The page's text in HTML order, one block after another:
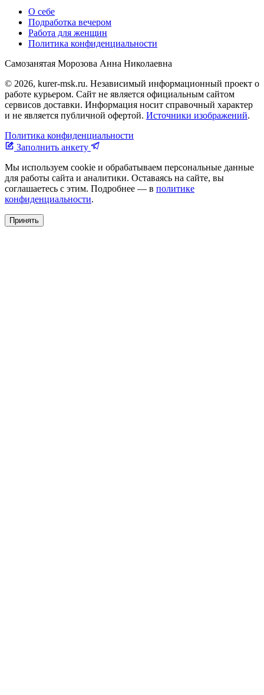
О себе
Подработка вечером
Работа для женщин
Политика конфиденциальности
Самозанятая Морозова Анна Николаевна
© 2026, kurer-msk.ru. Независимый информационный проект о
работе курьером. Сайт не является официальным сайтом
сервисов доставки. Информация носит справочный характер
и не является публичной офертой. Источники изображений.
Политика конфиденциальности
Заполнить анкету
Мы используем cookie и обрабатываем персональные данные
для работы сайта и аналитики. Оставаясь на сайте, вы
соглашаетесь с этим. Подробнее — в политике
конфиденциальности.
Принять